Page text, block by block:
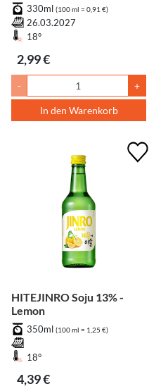
330ml (100 ml = 0,91 €)
26.03.2027
18°
2,99 €
- +
In den Warenkorb
HITEJINRO Soju 13% -
Lemon
350ml (100 ml = 1,25 €)
18°
4,39 €